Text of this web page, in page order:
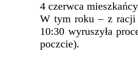
4 czerwca
W tym roku – z racji
10:30 wyruszyła
poczcie).